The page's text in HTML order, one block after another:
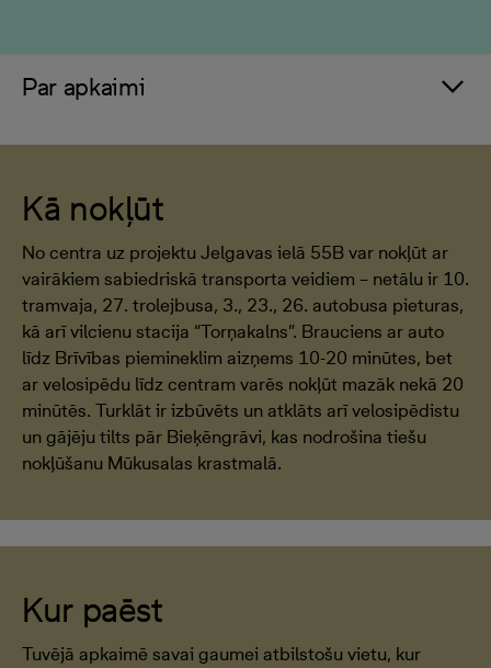
Par apkaimi
Kā nokļūt
No centra uz projektu Jelgavas ielā 55B var nokļūt ar
vairākiem sabiedriskā transporta veidiem – netālu ir 10.
tramvaja, 27. trolejbusa, 3., 23., 26. autobusa pieturas,
kā arī vilcienu stacija “Torņakalns”. Brauciens ar auto
līdz Brīvības piemineklim aizņems 10-20 minūtes, bet
ar velosipēdu līdz centram varēs nokļūt mazāk nekā 20
minūtēs. Turklāt ir izbūvēts un atklāts arī velosipēdistu
un gājēju tilts pār Bieķēngrāvi, kas nodrošina tiešu
nokļūšanu Mūkusalas krastmalā.
Kur paēst
Tuvējā apkaimē savai gaumei atbilstošu vietu, kur